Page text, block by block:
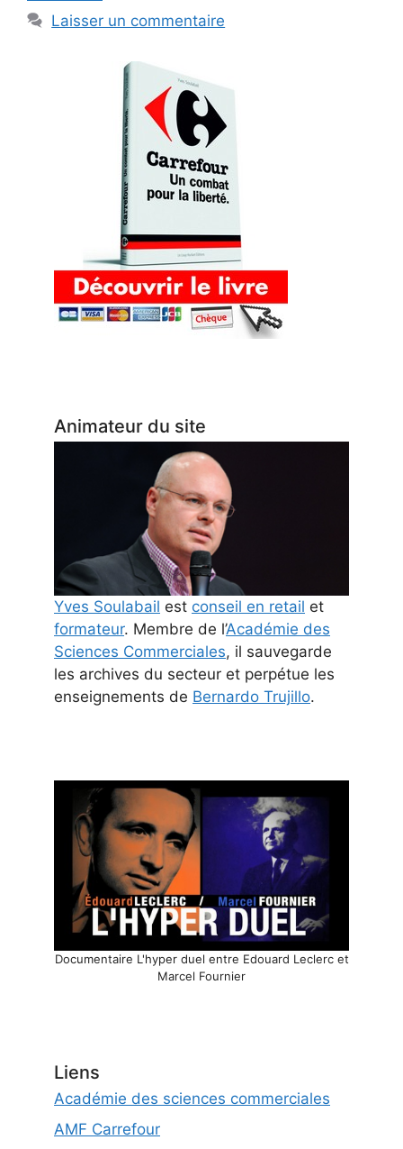
Laisser un commentaire
Animateur du site
Yves Soulabail est conseil en retail et
formateur. Membre de l’Académie des
Sciences Commerciales, il sauvegarde
les archives du secteur et perpétue les
enseignements de Bernardo Trujillo.
Documentaire L'hyper duel entre Edouard Leclerc et
Marcel Fournier
Liens
Académie des sciences commerciales
AMF Carrefour